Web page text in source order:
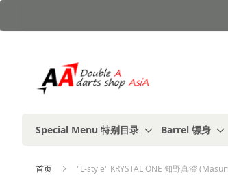
到
Special Menu 特别目录
Barrel 镖身
首页 "L-style" KRYSTAL ONE 知野真澄